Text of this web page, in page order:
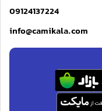
09124137224
info@camikala.com